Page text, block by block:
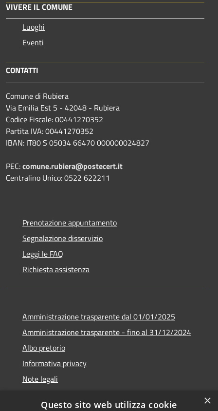
VIVERE IL COMUNE
Luoghi
Eventi
CONTATTI
Comune di Rubiera
Via Emilia Est 5 - 42048 - Rubiera
Codice Fiscale: 00441270352
Partita IVA: 00441270352
IBAN: IT80 S 05034 66470 000000024827
PEC:comune.rubiera@postecert.it
Centralino Unico: 0522 622211
Prenotazione appuntamento
Segnalazione disservizio
Leggi le FAQ
Richiesta assistenza
Amministrazione trasparente dal 01/01/2025
Amministrazione trasparente - fino al 31/12/2024
Albo pretorio
Informativa privacy
Note legali
×
Questo sito web utilizza cookie